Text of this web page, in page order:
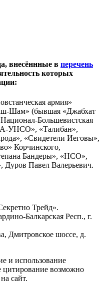
внесённные в перечень
которых
армия»
Шам» (бывшая «Джабхат
Большевистская
УНСО», «Талибан»,
«Свидетели Иеговы»,
Корчинского,
Бандеры», «НСО»,
Дуров Павел Валерьевич.
Трейд».
Балкарская Респ., г.
Дмитровское шоссе, д.
и использование
цитирование возможно
сайт.